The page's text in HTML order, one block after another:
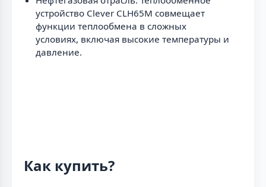
устройство Clever CLH65M совмещает
функции теплообмена в сложных
условиях, включая высокие температуры и
давление.
Как купить?